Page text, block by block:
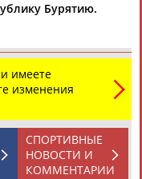
Бурятию.
имеете
изменения
СПОРТИВНЫЕ
НОВОСТИ И
КОММЕНТАРИИ